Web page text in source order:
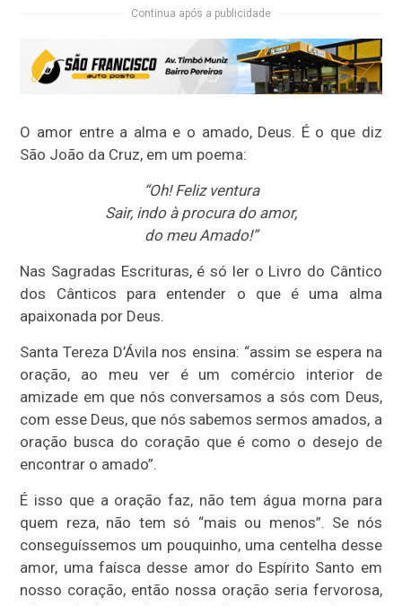
Continua após a publicidade
O amor entre a alma e o amado, Deus. É o que diz
São João da Cruz, em um poema:
“Oh! Feliz ventura
Sair, indo à procura do amor,
do meu Amado!”
Nas Sagradas Escrituras, é só ler o Livro do Cântico
dos Cânticos para entender o que é uma alma
apaixonada por Deus.
Santa Tereza D’Ávila nos ensina: “assim se espera na
oração, ao meu ver é um comércio interior de
amizade em que nós conversamos a sós com Deus,
com esse Deus, que nós sabemos sermos amados, a
oração busca do coração que é como o desejo de
encontrar o amado”.
É isso que a oração faz, não tem água morna para
quem reza, não tem só “mais ou menos”. Se nós
conseguíssemos um pouquinho, uma centelha desse
amor, uma faísca desse amor do Espírito Santo em
nosso coração, então nossa oração seria fervorosa,